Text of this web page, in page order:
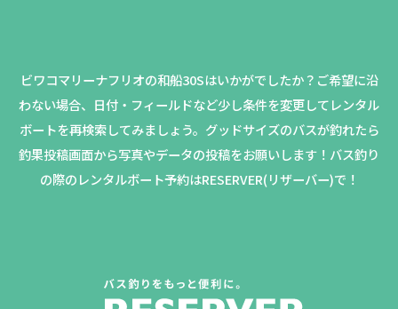
ビワコマリーナフリオの和船30Sはいかがでしたか？ ご希望に沿
わない場合、日付・フィールドなど少し条件を変更してレンタル
ボートを再検索してみましょう。 グッドサイズのバスが釣れたら
釣果投稿画面から写真やデータの投稿をお願いします！バス釣り
の際のレンタルボート予約はRESERVER(リザーバー)で！